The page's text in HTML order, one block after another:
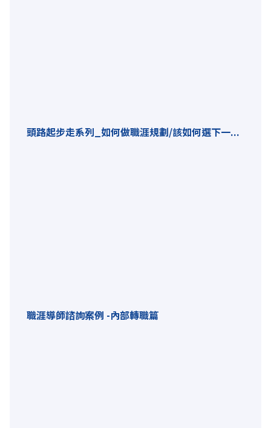
頭路起步走系列_如何做職涯規劃/該如何選下一...
職涯導師諮詢案例 -內部轉職篇